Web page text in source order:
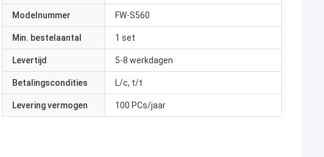
Modelnummer FW-S560
Min. bestelaantal 1 set
Levertijd 5-8 werkdagen
Betalingscondities L/c, t/t
Levering vermogen 100 PCs/jaar